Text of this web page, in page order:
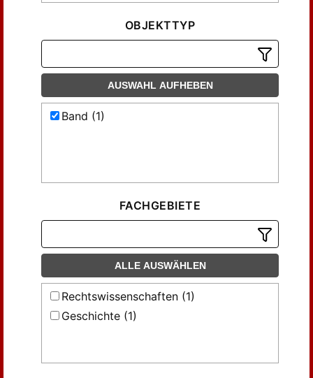
OBJEKTTYP
AUSWAHL AUFHEBEN
Band (1)
FACHGEBIETE
ALLE AUSWÄHLEN
Rechtswissenschaften (1)
Geschichte (1)